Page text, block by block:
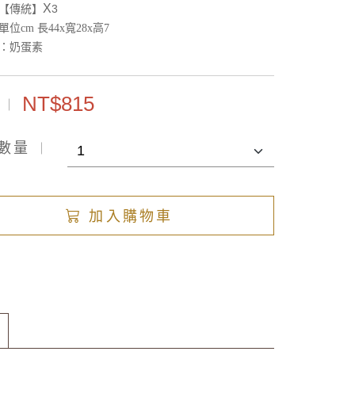
傳統】 X3
位cm 長44x寬28x高7
奶蛋素
NT$815
量
加入購物車